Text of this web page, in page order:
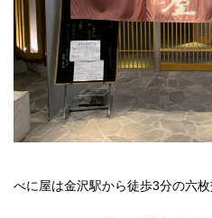
べに屋は金沢駅から徒歩3分の六